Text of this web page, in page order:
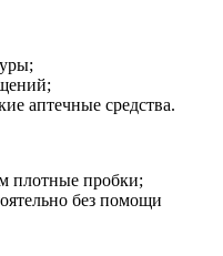
аптечные средства.
плотные пробки;
без помощи